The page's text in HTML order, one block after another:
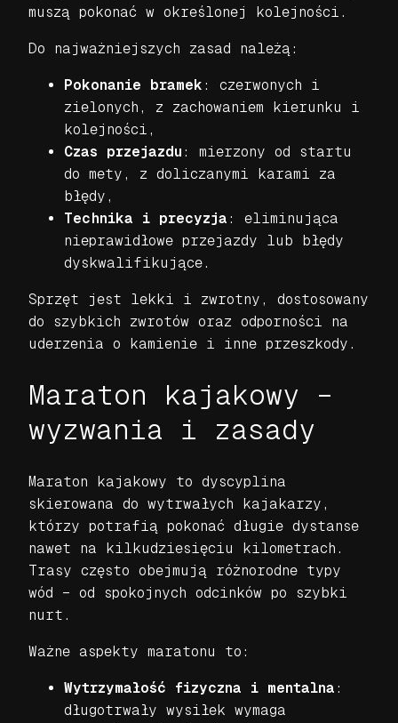
muszą pokonać w określonej kolejności.
Do najważniejszych zasad należą:
Pokonanie bramek : czerwonych i
zielonych, z zachowaniem kierunku i
kolejności,
Czas przejazdu : mierzony od startu
do mety, z doliczanymi karami za
błędy,
Technika i precyzja : eliminująca
nieprawidłowe przejazdy lub błędy
dyskwalifikujące.
Sprzęt jest lekki i zwrotny, dostosowany
do szybkich zwrotów oraz odporności na
uderzenia o kamienie i inne przeszkody.
Maraton kajakowy –
wyzwania i zasady
Maraton kajakowy to dyscyplina
skierowana do wytrwałych kajakarzy,
którzy potrafią pokonać długie dystanse
nawet na kilkudziesięciu kilometrach.
Trasy często obejmują różnorodne typy
wód – od spokojnych odcinków po szybki
nurt.
Ważne aspekty maratonu to:
Wytrzymałość fizyczna i mentalna :
długotrwały wysiłek wymaga